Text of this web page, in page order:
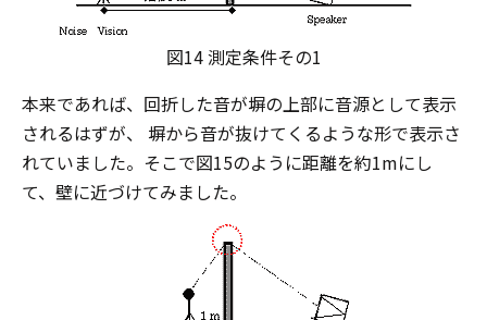
図14 測定条件その1
本来であれば、回折した音が塀の上部に音源として表示
されるはずが、 塀から音が抜けてくるような形で表示さ
れていました。そこで図15のように距離を約1mにし
て、壁に近づけてみました。